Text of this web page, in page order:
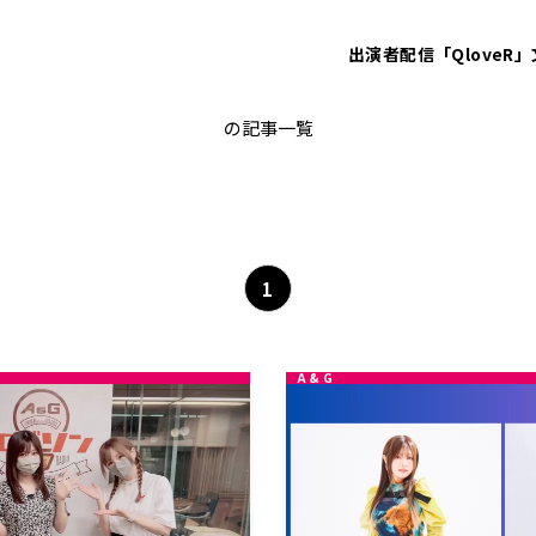
出演者配信「QloveR」
髙橋ミナミ
の記事一覧
1